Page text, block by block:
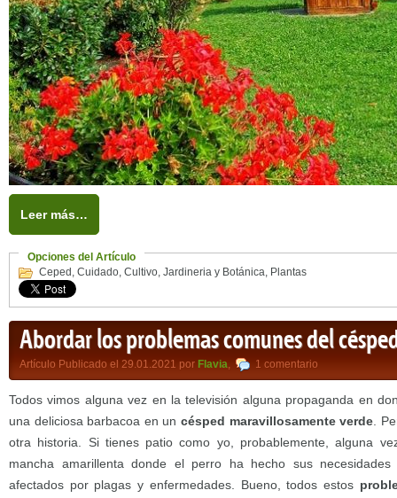
Leer más…
Opciones del Artículo
Ceped , Cuidado, Cultivo, Jardineria y Botánica, Plantas
Abordar los problemas comunes del
Artículo Publicado el 29.01.2021 por Flavia, 1 comentario
Todos vimos alguna vez en la televisión alguna propaganda en
una deliciosa barbacoa en uncésped maravillosamente verde .
otra historia. Si tienes patio como yo, probablemente, alguna
mancha amarillenta donde el perro ha hecho sus
afectados por plagas y enfermedades. Bueno, todos estos